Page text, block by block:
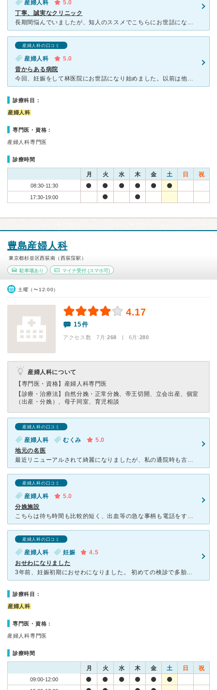
産婦人科
5.0
丁寧、誠実なクリニック
長期間悩んでいましたが、知人のススメでこちらにお世話になりました。症状をしっかりと診てくださりました。専門の先生が適切な処置を施してくださりました。悩んでいたものが気にならなくなって本当に感謝していま
産婦人科の口コミ
産婦人科
5.0
昔からある病院
今回、妊娠をして林医院にお世話になり始めました。以前は他の婦人科(女医さん)へかかっていましたが、どうもスタッフの対応もイマイチで合わないと思いやめました。はじめは男の医者に抵抗がありましたが、初診時
診療科目：
産婦人科
専門医・資格：
産婦人科専門医
診療時間
月 火 水 木 金 土 日 祝
08:30-11:30
17:30-19:00
豊島産婦人科
東京都杉並区西荻南（西荻窪駅）
駐車場あり マイナ受付(スマホ可)
土曜（〜12:00）
4.17
15件
アクセス数 7月:268 | 6月:280
産婦人科について
【専門医・資格】 産婦人科専門医
【診療・治療法】 自然分娩・正常分娩、帝王切開、立会出産、個室
（出産・分娩）、母子同室、育児相談
産婦人科の口コミ
産婦人科 むくみ
5.0
地元の名医
最近リニューアルされて綺麗になりましたが、私の通院時も古いながら清潔で感じの良い医院でした。 院長先生はまさに地元の名医という感じで、腕はもちろんのこと、 大きな安心感をいただけるオーラがありまし
産婦人科の口コミ
産婦人科
5.0
分娩施設
こちらは待ち時間も比較的短く、出血等の急な事柄も電話をすれば適切な指示を仰いでくださいます。 また、検診費用は杉並区外からの受診だったため、子宮剄がん検査は無料ではなかったのですが補助券を利用して前
産婦人科の口コミ
産婦人科 妊娠
4.5
おせわになりました
3年前、妊娠初期におせわになりました。 初めての検診で多胎児と判明し、2回目の検診で確定でここではリスクがあるため診れない旨を伝えられました。 が、次の検診で紹介状等作成予定が、悪阻が酷く、受診出
診療科目：
産婦人科
専門医・資格：
産婦人科専門医
診療時間
月 火 水 木 金 土 日 祝
09:00-12:00